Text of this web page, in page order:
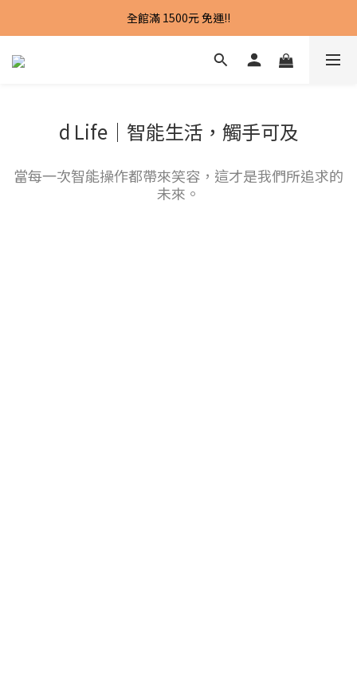
試營運期間，新會員即可獲得100元購物金
全館滿 1500元 免運!!
試營運期間，新會員即可獲得100元購物金
d Life｜智能生活，觸手可及
當每一次智能操作都帶來笑容，這才是我們所追求的
未來。